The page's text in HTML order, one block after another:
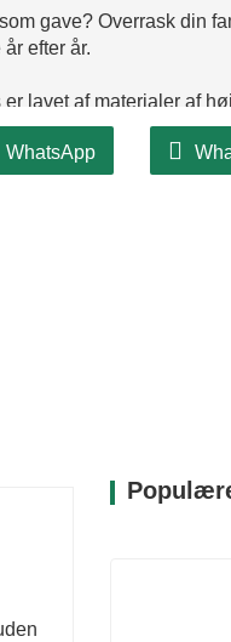
gave? Overrask din
efter år.
lavet af materialer af
vi venlig
WhatsApp